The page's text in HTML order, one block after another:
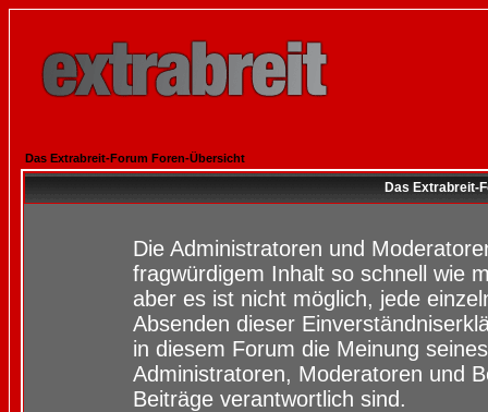
Das Extrabreit-Forum Foren-Übersicht
Das Extrabreit-
Die Administratoren und
fragwürdigem Inhalt so schnell wie
aber es ist nicht möglich, jede
Absenden dieser
in diesem Forum die Meinung
Administratoren, Moderatoren und
Beiträge verantwortlich sind.